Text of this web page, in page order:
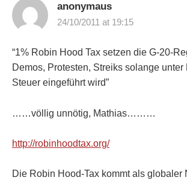
anonymaus
24/10/2011 at 19:15
“1% Robin Hood Tax setzen die G-20-
Demos, Protesten, Streiks solange unter
Steuer eingeführt wird”
……völlig unnötig, Mathias………
http://robinhoodtax.org/
Die Robin Hood-Tax kommt als globaler